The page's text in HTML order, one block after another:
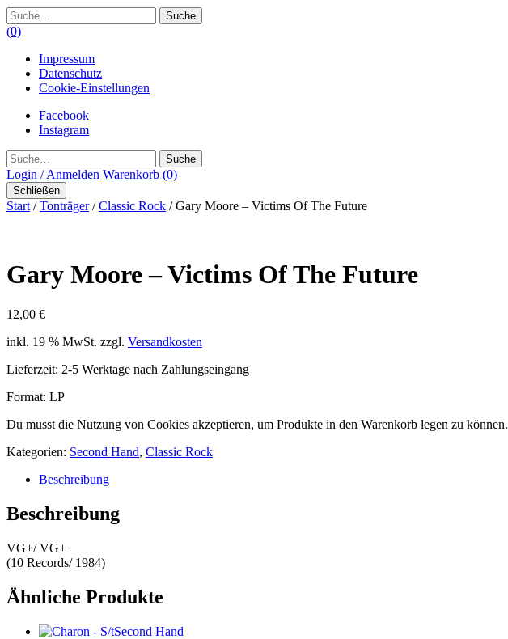
Suche
(0)
Impressum
Datenschutz
Cookie-Einstellungen
Facebook
Instagram
Suche
Login / Anmelden Warenkorb (0)
Schließen
Start /Tonträger/Classic Rock / Gary Moore – Victims Of The Future
Gary Moore – Victims Of The Future
12,00 €
inkl. 19 % MwSt. zzgl. Versandkosten
Lieferzeit: 2-5 Werktage nach Zahlungseingang
Format: LP
Du musst die Nutzung von Cookies akzeptieren, um Produkte in den Warenkorb legen zu können.
Kategorien: Second Hand, Classic Rock
Beschreibung
Beschreibung
VG+/ VG+
(10 Records/ 1984)
Ähnliche Produkte
Second Hand